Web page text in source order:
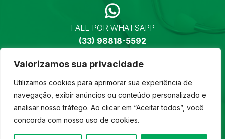
Valorizamos sua privacidade
Utilizamos cookies para aprimorar sua experiência de
navegação, exibir anúncios ou conteúdo personalizado e
analisar nosso tráfego. Ao clicar em “Aceitar todos”, você
concorda com nosso uso de cookies.
FALE POR WHATSAPP
(33) 98818-5592
LOCALIZAÇÃO